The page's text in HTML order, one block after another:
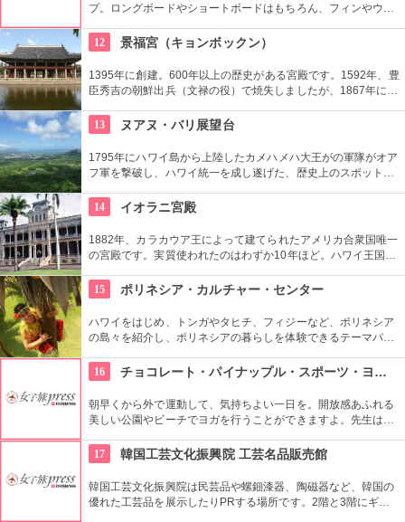
プ。ロングボードやショートボードはもちろん、フィンやウェ
や保管も行っています。
12 景福宮（キョンボックン）
1395年に創建。600年以上の歴史がある宮殿です。1592年、豊
臣秀吉の朝鮮出兵（文禄の役）で焼失しましたが、1867年に再
重ねましたが、もとの姿に戻そうという動きが現在まで続いて
います。
13 ヌアヌ・バリ展望台
1795年にハワイ島から上陸したカメハメハ大王がの軍隊がオア
フ軍を撃破し、ハワイ統一を成し遂げた、歴史上のスポットで
から広がる絶景は感動モノ。海から吹く風は強烈です。
14 イオラニ宮殿
1882年、カラカウア王によって建てられたアメリカ合衆国唯一
の宮殿です。実質使われたのはわずか10年ほど。ハワイ王国滅
を経て一般公開されました。豪華絢爛な調度品は当時の4割程
度の数だとか。
15 ポリネシア・カルチャー・センター
ハワイをはじめ、トンガやタヒチ、フィジーなど、ポリネシア
の島々を紹介し、ポリネシアの暮らしを体験できるテーマパー
の体験ができます。半日かけてじっくり楽しめます。
16 チョコレート・パイナップル・スポーツ・ヨガ・スタジオ
朝早くから外で運動して、気持ちよい一日を。開放感あふれる
美しい公園やビーチでヨガを行うことができますよ。先生は日
芝生エリアで無料のヨガレッスンも行っているので、初心者は
コチラもぜひ。
17 韓国工芸文化振興院 工芸名品販売館
韓国工芸文化振興院は民芸品や螺鈿漆器、陶磁器など、韓国の
優れた工芸品を展示したりPRする場所です。2階と3階にギャ